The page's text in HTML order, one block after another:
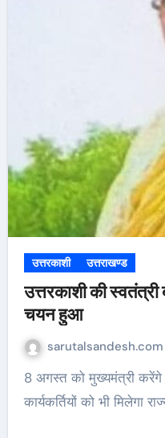
उत्तरकाशी उत्तराखण्ड
उत्तरकाशी की
चयन हुआ
sarutalsandesh.com
8 अगस्त को मुख्यमंत्री करेंगे सम्मानित, 35 उत्कृष्ट आंगनबाड़ी
कार्यकर्तियों को भी मिलेगा